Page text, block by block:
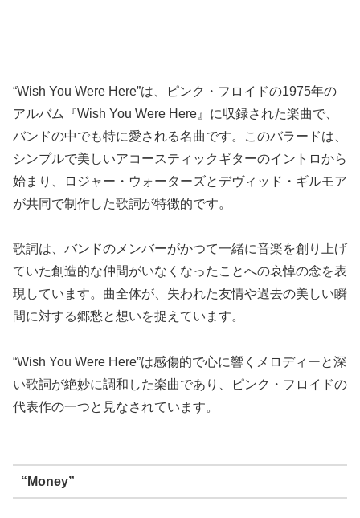
“Wish You Were Here”は、ピンク・フロイドの1975年の
アルバム『Wish You Were Here』に収録された楽曲で、
バンドの中でも特に愛される名曲です。このバラードは、
シンプルで美しいアコースティックギターのイントロから
始まり、ロジャー・ウォーターズとデヴィッド・ギルモア
が共同で制作した歌詞が特徴的です。
歌詞は、バンドのメンバーがかつて一緒に音楽を創り上げ
ていた創造的な仲間がいなくなったことへの哀悼の念を表
現しています。曲全体が、失われた友情や過去の美しい瞬
間に対する郷愁と想いを捉えています。
“Wish You Were Here”は感傷的で心に響くメロディーと深
い歌詞が絶妙に調和した楽曲であり、ピンク・フロイドの
代表作の一つと見なされています。
“Money”